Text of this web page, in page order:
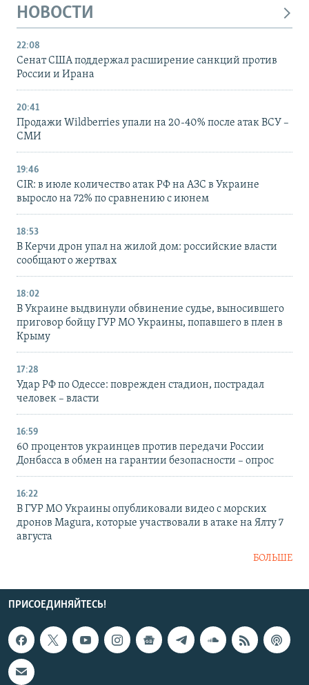
НОВОСТИ
22:08
Сенат США поддержал расширение санкций против
России и Ирана
20:41
Продажи Wildberries упали на 20-40% после атак ВСУ –
СМИ
19:46
CIR: в июле количество атак РФ на АЗС в Украине
выросло на 72% по сравнению с июнем
18:53
В Керчи дрон упал на жилой дом: российские власти
сообщают о жертвах
18:02
В Украине выдвинули обвинение судье, выносившего
приговор бойцу ГУР МО Украины, попавшего в плен в
Крыму
17:28
Удар РФ по Одессе: поврежден стадион, пострадал
человек – власти
16:59
60 процентов украинцев против передачи России
Донбасса в обмен на гарантии безопасности – опрос
16:22
В ГУР МО Украины опубликовали видео с морских
дронов Magura, которые участвовали в атаке на Ялту 7
августа
БОЛЬШЕ
ПРИСОЕДИНЯЙТЕСЬ!